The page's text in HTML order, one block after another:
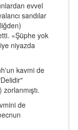
evvel
sandılar
«Şüphe yok
niyazda
kavmi de
de